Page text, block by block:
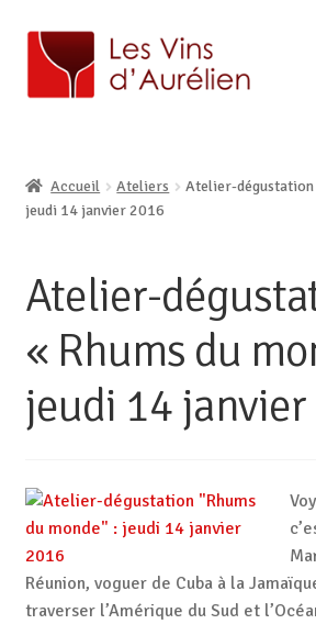
BOUTIQUE EN LIGNE
AURÉLIEN, CAVISTE À LILLE
Accueil Ateliers
Atelier-dégustation
jeudi 14 janvier 2016
Atelier-
« Rhums du
jeudi 14
Réunion, voguer de Cuba à la
traverser l’Amérique du Sud et